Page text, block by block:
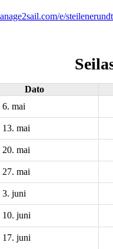
e/
Dato
6. mai
13. mai
20. mai
27. mai
3. juni
10. juni
17. juni